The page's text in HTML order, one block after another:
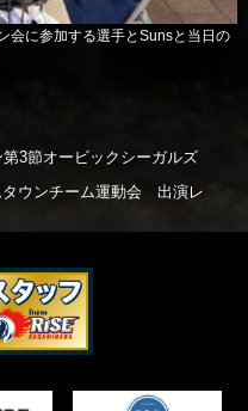
会に参加する選手とSunsと当日の
第3節オービックシーガルズ
タウンチーム運動会 出演レ